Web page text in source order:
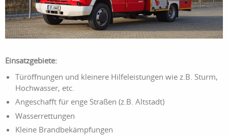
Einsatzgebiete:
Türöffnungen und kleinere Hilfeleistungen wie z.B. Sturm,
Hochwasser, etc.
Angeschafft für enge Straßen (z.B. Altstadt)
Wasserrettungen
Kleine Brandbekämpfungen